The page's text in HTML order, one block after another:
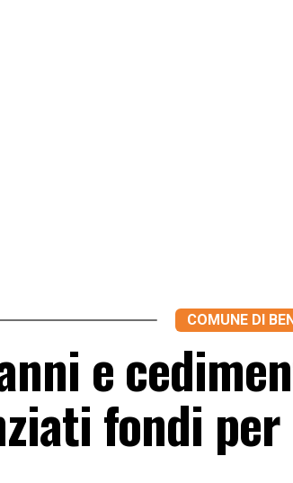
COMUNE DI
e
fondi per